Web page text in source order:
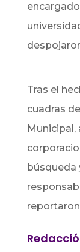
Tras el
cuadras
búsqueda